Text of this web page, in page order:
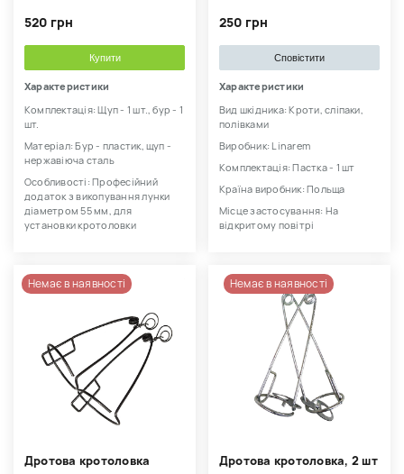
520 грн
Купити
Характеристики
Комплектація: Щуп - 1 шт., бур - 1
шт.
Матеріал: Бур - пластик, щуп -
нержавіюча сталь
Особливості: Професійний
додаток з викопування лунки
діаметром 55 мм, для
установки кротоловки
250 грн
Сповістити
Характеристики
Вид шкідника: Кроти, сліпаки,
полівками
Виробник: Linarem
Комплектація: Пастка - 1 шт
Країна виробник: Польща
Місце застосування: На
відкритому повітрі
Немає в наявності
Дротова кротоловка
Немає в наявності
Дротова кротоловка, 2 шт